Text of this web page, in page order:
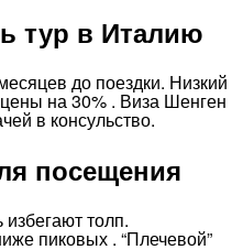
тур в Италию
до поездки. Низкий
на 30% . Виза Шенген
в консульство.
посещения
толп.
пиковых . “Плечевой”